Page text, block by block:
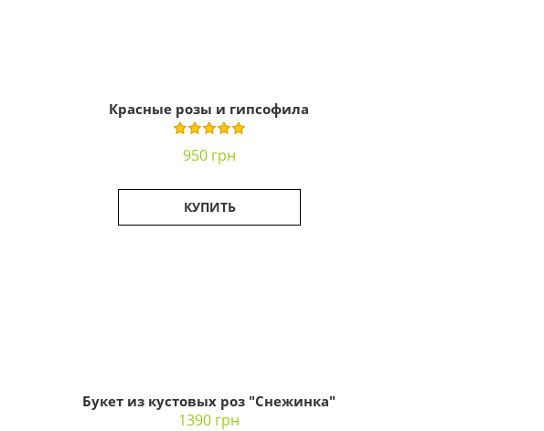
Красные розы и гипсофила
950 грн
КУПИТЬ
Букет из кустовых роз "Снежинка"
1390 грн